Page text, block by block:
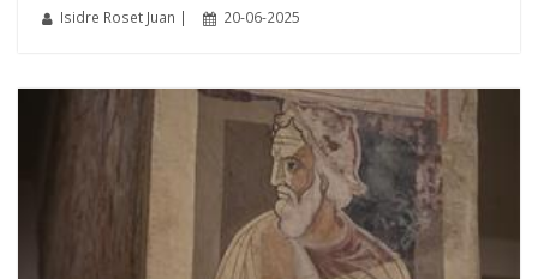
Isidre Roset Juan | 20-06-2025